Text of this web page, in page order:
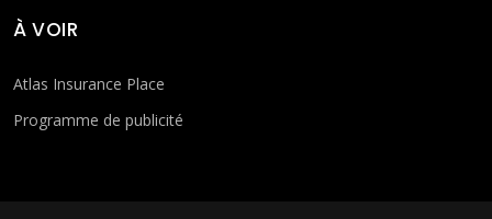
À VOIR
Atlas Insurance Place
Programme de publicité